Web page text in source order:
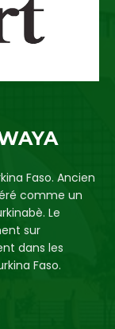
Faso. Ancien
comme un
Le
sur
dans les
Faso.